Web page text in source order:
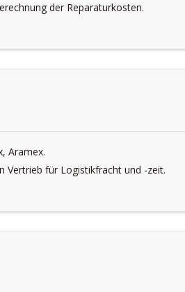
der Reparaturkosten.
Aramex.
Vertrieb für Logistikfracht und -zeit.